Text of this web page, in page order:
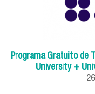
Programa Gratuito de
University +
26